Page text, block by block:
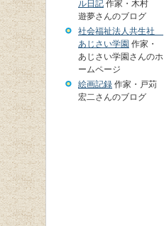
ル日記 作家・木村
遊夢さんのブログ
社会福祉法人共生社
あじさい学園 作家・
あじさい学園さんのホ
ームページ
絵画記録 作家・戸苅
宏二さんのブログ